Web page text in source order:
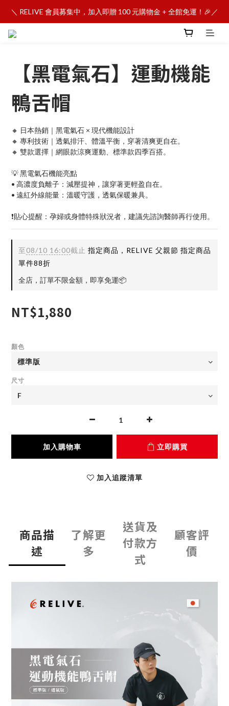
＼ RELIVE 會員募集中，加入即贈 100 元購物金 + 全館免運！🎉／
【黑電氣石】運動機能
鴨舌帽
🔸 日本熱銷｜黑電氣石 × 現代機能設計
🔸 專利技術｜透氣排汗、體溫平衡，穿著清爽更自在。
🔸 雙款選擇｜網眼款涼爽運動、標準款四季百搭。
💡 黑電氣石機能亮點
• 高濃度負離子：減壓提神，讓穿著更輕盈自在。
• 遠紅外線能量：溫暖守護，透氣保暖兼具。
❗貼心提醒：孕婦或身體特殊狀況者，建議先諮詢醫師再行使用。
至08/10 16:00截止 指定商品，RELIVE 父親節 指定商品
單件88折
全店，訂單不限金額，即享免運📦️
NT$1,880
顏色
尺寸
加入購物車 立即購買
加入追蹤清單
商品描
述
了解更
多
送貨及
付款方
式
顧客評
價